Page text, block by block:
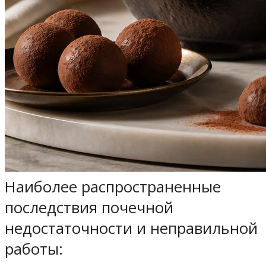
Наиболее распространенные
последствия почечной
недостаточности и неправильной
работы: